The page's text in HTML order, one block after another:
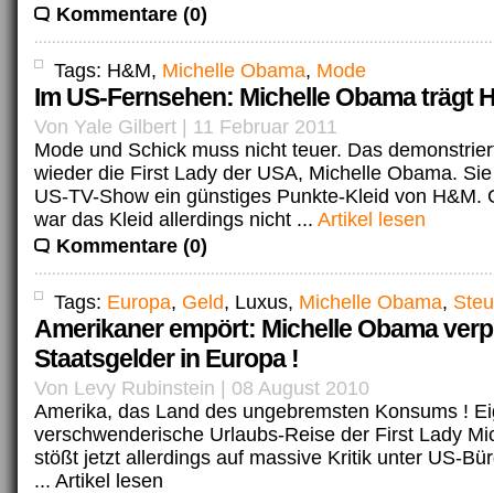
Kommentare (0)
Tags: H&M, Michelle Obama, Mode
Im US-Fernsehen: Michelle Obama trägt
Von Yale Gilbert | 11 Februar 2011
Mode und Schick muss nicht teuer. Das
wieder die First Lady der USA, Michelle Obama.
US-TV-Show ein günstiges Punkte-Kleid von H&M.
war das Kleid allerdings nicht ... Artikel lesen
Kommentare (0)
Tags: Europa, Geld, Luxus, Michelle Obama,
Amerikaner empört: Michelle Obama
Staatsgelder in Europa !
Von Levy Rubinstein | 08 August 2010
Amerika, das Land des ungebremsten Konsums !
verschwenderische Urlaubs-Reise der First Lady
stößt jetzt allerdings auf massive Kritik unter US-
... Artikel lesen